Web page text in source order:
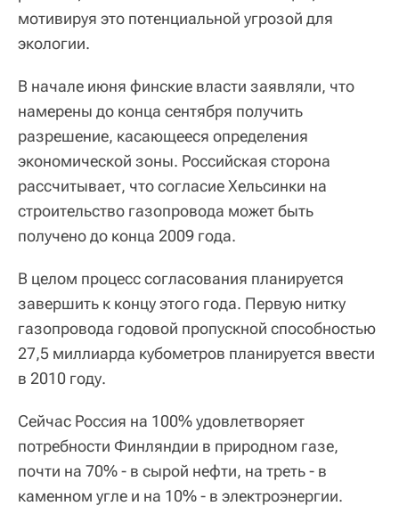
мотивируя это потенциальной угрозой для
экологии.
В начале июня финские власти заявляли, что
намерены до конца сентября получить
разрешение, касающееся определения
экономической зоны. Российская сторона
рассчитывает, что согласие Хельсинки на
строительство газопровода может быть
получено до конца 2009 года.
В целом процесс согласования планируется
завершить к концу этого года. Первую нитку
газопровода годовой пропускной способностью
27,5 миллиарда кубометров планируется ввести
в 2010 году.
Сейчас Россия на 100% удовлетворяет
потребности Финляндии в природном газе,
почти на 70% - в сырой нефти, на треть - в
каменном угле и на 10% - в электроэнергии.